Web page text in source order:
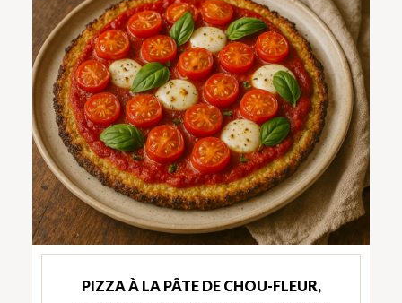
PIZZA À LA PÂTE DE CHOU-FLEUR,